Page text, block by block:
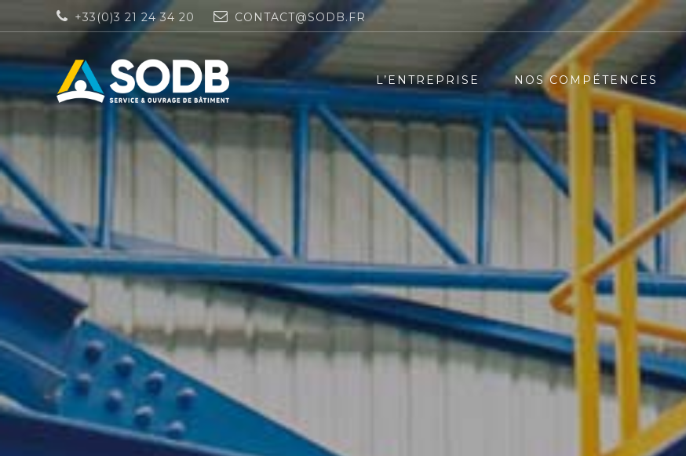
+33(0)3 21 24 34 20 CONTACT@SODB.FR
L’ENTREPRISE NOS COMPÉTENCES